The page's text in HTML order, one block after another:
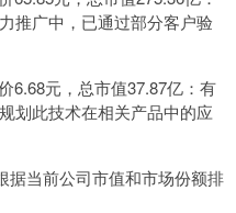
推广中，已通过部分客户验
6.68元，总市值37.87亿：有
划此技术在相关产品中的应
据当前公司市值和市场份额排